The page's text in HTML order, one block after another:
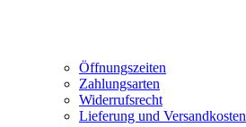
Öffnungszeiten
Zahlungsarten
Widerrufsrecht
Lieferung und Versandkosten